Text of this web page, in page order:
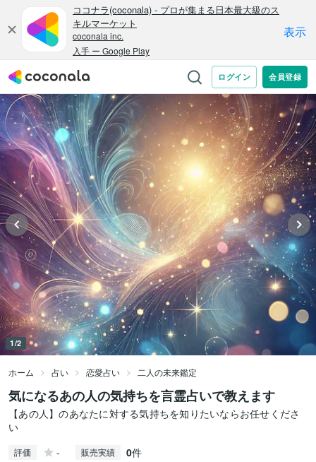
1/2
ホーム 占い 恋愛占い 二人の未来鑑定
気になるあの人の気持ちを言霊占いで教えます
【あの人】のあなたに対する気持ちを知りたいならお任せくださ
い
評価 - 販売実績 0件